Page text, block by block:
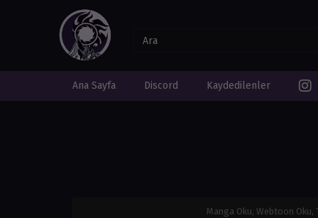
Ana Sayfa Discord Kaydedilenler
Manga Oku, Webtoon Oku,